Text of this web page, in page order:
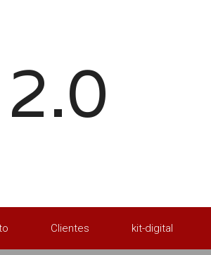
Clientes kit-digital